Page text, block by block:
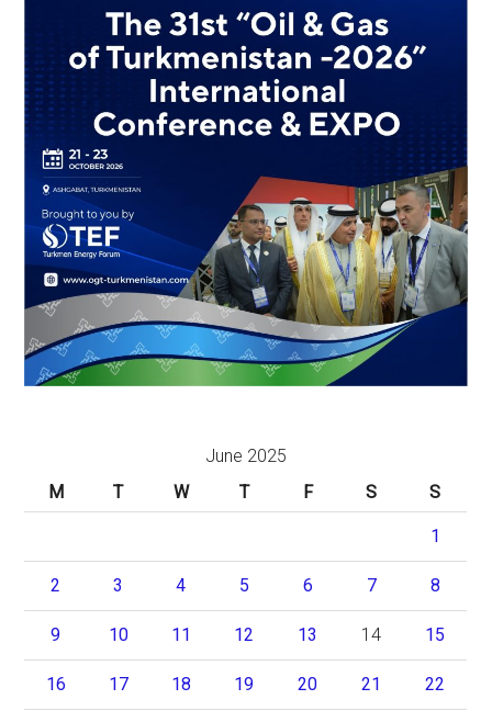
June 2025
M
T W T F S S
1
2 3 4 5 6 7 8
9 10 11 12 13 14 15
16 17 18 19 20 21 22